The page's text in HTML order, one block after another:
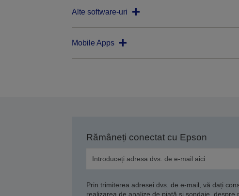
Alte software-uri
Mobile Apps
Rămâneți conectat cu Epson
Prin trimiterea adresei dvs. de e-mail, vă dați
realizarea de analize de piață și sondaje,